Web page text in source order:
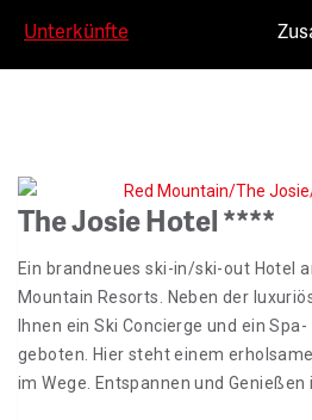
Unterkünfte
The Josie Hotel ****
Ein brandneues ski-in/ski-out Hotel
Mountain Resorts. Neben der
Ihnen ein Ski Concierge und ein
geboten. Hier steht einem
im Wege. Entspannen und Genießen